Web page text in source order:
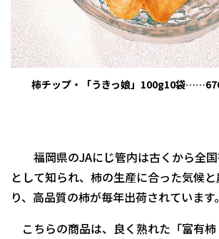
柿チップ・「うきっ娘」100g10袋
福岡県のJAにじ管内は古くから全国
として知られ、柿の生産に合った気候
り、高品質の柿が毎年出荷されています。
こちらの商品は、良く熟れた「富有柿